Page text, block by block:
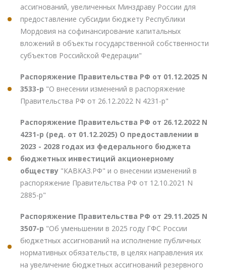
ассигнований, увеличенных Минздраву России для
предоставление субсидии бюджету Республики
Мордовия на софинансирование капитальных
вложений в объекты государственной собственности
субъектов Российской Федерации"
Распоряжение Правительства РФ от 01.12.2025 N
3533-р "О внесении изменений в распоряжение
Правительства РФ от 26.12.2022 N 4231-р"
Распоряжение Правительства РФ от 26.12.2022 N
4231-р (ред. от 01.12.2025) О предоставлении в
2023 - 2028 годах из федерального бюджета
бюджетных инвестиций акционерному
обществу "КАВКАЗ.РФ" и о внесении изменений в
распоряжение Правительства РФ от 12.10.2021 N
2885-р"
Распоряжение Правительства РФ от 29.11.2025 N
3507-р "Об уменьшении в 2025 году ГФС России
бюджетных ассигнований на исполнение публичных
нормативных обязательств, в целях направления их
на увеличение бюджетных ассигнований резервного